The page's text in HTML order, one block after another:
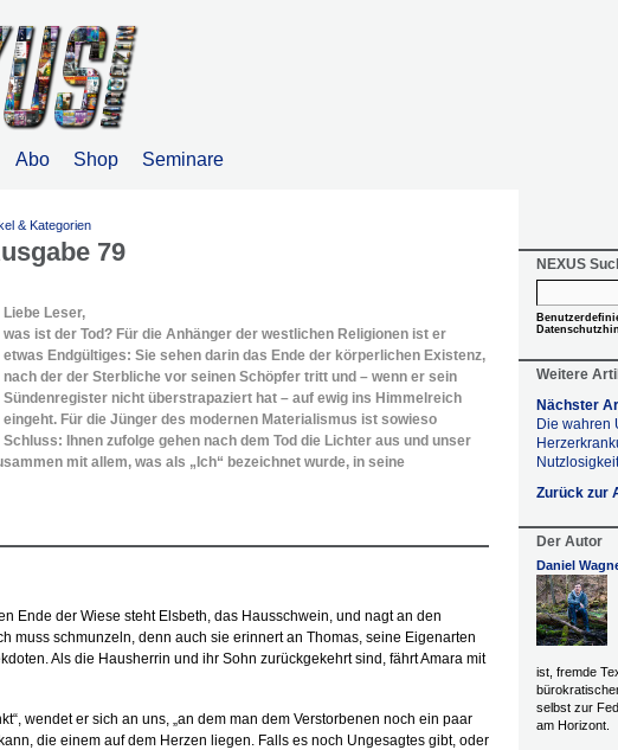
Abo Shop Seminare
& Kategorien
79
Liebe Leser,
was ist der Tod? Für die Anhänger der westlichen Religionen ist er
etwas Endgültiges: Sie sehen darin das Ende der körperlichen Existenz,
nach der der Sterbliche vor seinen Schöpfer tritt und – wenn er sein
Sündenregister nicht überstrapaziert hat – auf ewig ins Himmelreich
eingeht. Für die Jünger des modernen Materialismus ist sowieso
Schluss: Ihnen zufolge gehen nach dem Tod die Lichter aus und unser
mit allem, was als „Ich“ bezeichnet wurde, in seine
Ende der Wiese steht Elsbeth, das Hausschwein, und nagt an den
muss schmunzeln, denn auch sie erinnert an Thomas, seine Eigenarten
Als die Hausherrin und ihr Sohn zurückgekehrt sind, fährt Amara mit
wendet er sich an uns, „an dem man dem Verstorbenen noch ein paar
die einem auf dem Herzen liegen. Falls es noch Ungesagtes gibt, oder
NEXUS
Weitere
Nächster
Die wahren
Zurück zur
Der Autor
Daniel
ist, fremde
selbst zur
am Horizont.